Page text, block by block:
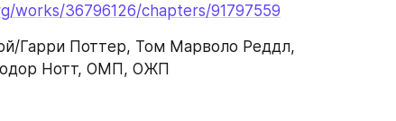
works/36796126/chapters/91797559
Гарри Поттер, Том Марволо Реддл,
Нотт, ОМП, ОЖП